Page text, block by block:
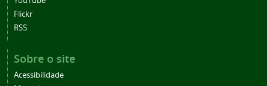
Flickr
RSS
Sobre o site
Acessibilidade